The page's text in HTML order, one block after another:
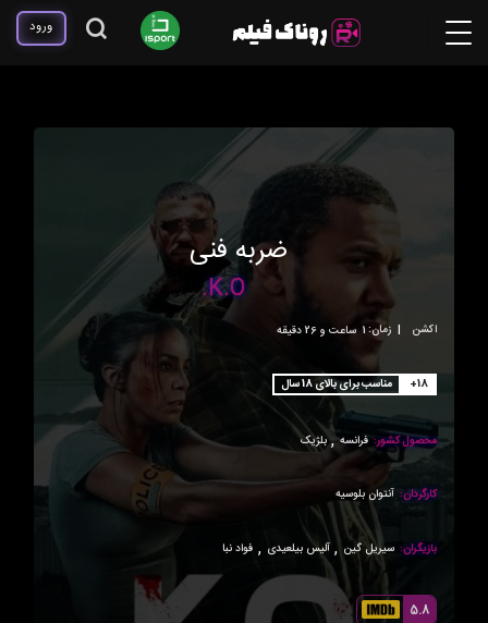
ورود
ضربه فنی
K.O.
اکشن | زمان:1ساعت و 26 دقیقه
+18 مناسب برای بالای 18 سال
محصول کشور: فرانسه , بلژیک
کارگردان: آنتوان بلوسیه
بازیگران: سیریل گین , آلیس بیلعیدی , فواد نبا
5.8